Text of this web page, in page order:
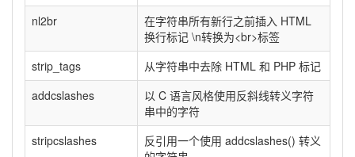
nl2br
在字符串所有新行之前插入 HTML
换行标记 \n转换为<br>标签
strip_tags
从字符串中去除 HTML 和 PHP 标记
addcslashes
以 C 语言风格使用反斜线转义字符
串中的字符
stripcslashes
反引用一个使用 addcslashes() 转义